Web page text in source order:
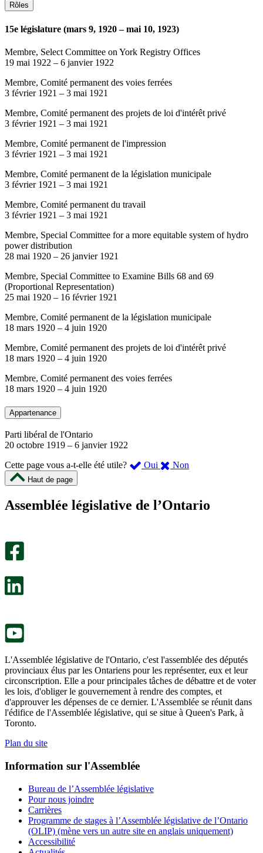
Rôles
15e législature (mars 9, 1920 – mai 10, 1923)
Membre, Select Committee on York Registry Offices
19 mai 1922 – 6 janvier 1922
Membre, Comité permanent des voies ferrées
3 février 1921 – 3 mai 1921
Membre, Comité permanent des projets de loi d'intérêt privé
3 février 1921 – 3 mai 1921
Membre, Comité permanent de l'impression
3 février 1921 – 3 mai 1921
Membre, Comité permanent de la législation municipale
3 février 1921 – 3 mai 1921
Membre, Comité permanent du travail
3 février 1921 – 3 mai 1921
Membre, Special Committee for a more equitable system of hydro
power distribution
28 mai 1920 – 26 janvier 1921
Membre, Special Committee to Examine Bills 68 and 69
(Proportional Representation)
25 mai 1920 – 16 février 1921
Membre, Comité permanent de la législation municipale
18 mars 1920 – 4 juin 1920
Membre, Comité permanent des projets de loi d'intérêt privé
18 mars 1920 – 4 juin 1920
Membre, Comité permanent des voies ferrées
18 mars 1920 – 4 juin 1920
Appartenance
Parti libéral de l'Ontario
20 octobre 1919 – 6 janvier 1922
Cette page vous a-t-elle été utile?
Oui ,
été
Non
m’a
Haut de page
Assemblée législative de l’Ontario
L'Assemblée législative de l'Ontario, c'est l'assemblée des députés
provinciaux élus par les Ontariens pour les représenter, eux et leur
circonscription. Elle a pour principales tâches de débattre et de voter
les lois, d'obliger le gouvernement à rendre des comptes, et
d'approuver les dépenses de ce dernier. L'Assemblée se réunit dans
l'édifice de l'Assemblée législative, qui se situe à Queen's Park, à
Toronto.
Plan du site
Information sur l'Assemblée
Bureau de l’Assemblée législative
Pour nous joindre
Carrières
Programme de stages à l’Assemblée législative de l’Ontario
(OLIP) (mène vers un autre site en anglais uniquement)
Accessibilité